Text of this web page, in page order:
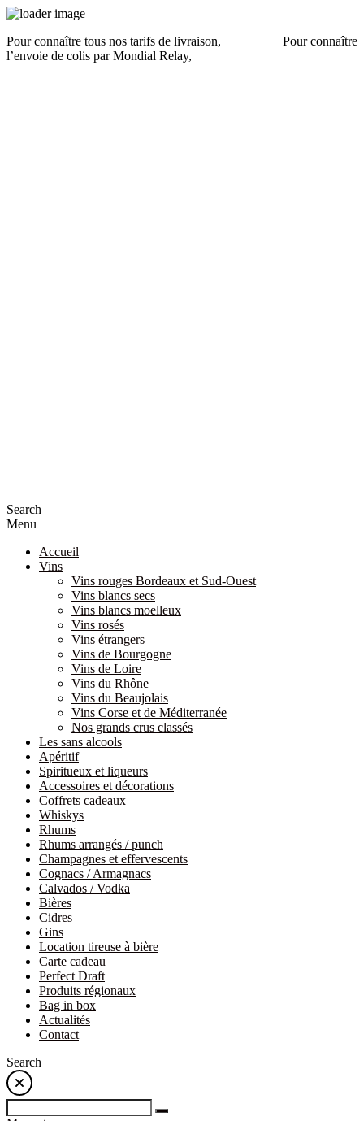
Pour connaître tous nos tarifs de livraison,
Pour connaître
l’envoie de colis par Mondial Relay,
Search
Menu
Accueil
Vins
Vins rouges Bordeaux et Sud-Ouest
Vins blancs secs
Vins blancs moelleux
Vins rosés
Vins étrangers
Vins de Bourgogne
Vins de Loire
Vins du Rhône
Vins du Beaujolais
Vins Corse et de Méditerranée
Nos grands crus classés
Les sans alcools
Apéritif
Spiritueux et liqueurs
Accessoires et décorations
Coffrets cadeaux
Whiskys
Rhums
Rhums arrangés / punch
Champagnes et effervescents
Cognacs / Armagnacs
Calvados / Vodka
Bières
Cidres
Gins
Location tireuse à bière
Carte cadeau
Perfect Draft
Produits régionaux
Bag in box
Actualités
Contact
Search